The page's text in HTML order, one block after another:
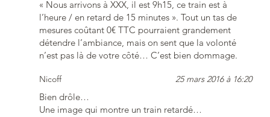
« Nous arrivons à XXX, il est 9h15, ce train est à
l’heure / en retard de 15 minutes ». Tout un tas de
mesures coûtant 0€ TTC pourraient grandement
détendre l’ambiance, mais on sent que la volonté
n’est pas là de votre côté… C’est bien dommage.
Nicoff 25 mars 2016 à 16:20
Bien drôle…
Une image qui montre un train retardé…